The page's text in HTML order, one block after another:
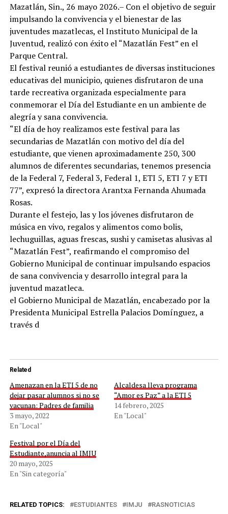
Mazatlán, Sin., 26 mayo 2026.– Con el objetivo de seguir
impulsando la convivencia y el bienestar de las
juventudes mazatlecas, el Instituto Municipal de la
Juventud, realizó con éxito el “Mazatlán Fest” en el
Parque Central.
El festival reunió a estudiantes de diversas instituciones
educativas del municipio, quienes disfrutaron de una
tarde recreativa organizada especialmente para
conmemorar el Día del Estudiante en un ambiente de
alegría y sana convivencia.
“El día de hoy realizamos este festival para las
secundarias de Mazatlán con motivo del día del
estudiante, que vienen aproximadamente 250, 300
alumnos de diferentes secundarias, tenemos presencia
de la Federal 7, Federal 3, Federal 1, ETI 5, ETI 7 y ETI
77”, expresó la directora Arantxa Fernanda Ahumada
Rosas.
Durante el festejo, las y los jóvenes disfrutaron de
música en vivo, regalos y alimentos como bolis,
lechuguillas, aguas frescas, sushi y camisetas alusivas al
“Mazatlán Fest”, reafirmando el compromiso del
Gobierno Municipal de continuar impulsando espacios
de sana convivencia y desarrollo integral para la
juventud mazatleca.
el Gobierno Municipal de Mazatlán, encabezado por la
Presidenta Municipal Estrella Palacios Domínguez, a
través d
Related
Amenazan en la ETI 5 de no
dejar pasar alumnos si no se
vacunan: Padres de familia
3 mayo, 2022
En "Local"
Alcaldesa lleva programa
“Amor es Paz” a la ETI 5
14 febrero, 2025
En "Local"
Festival por el Día del
Estudiante,anuncia al IMJU
20 mayo, 2025
En "Sin categoría"
RELATED TOPICS: ESTUDIANTES IMJU RASNOTICIAS